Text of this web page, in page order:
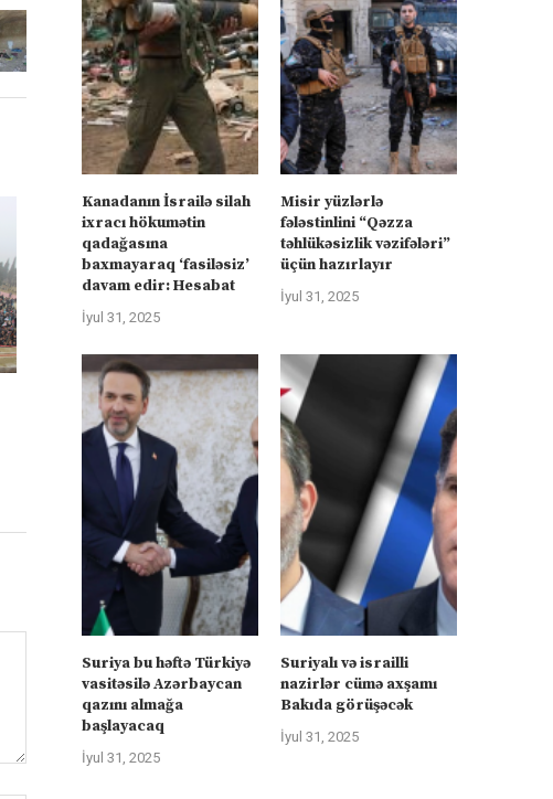
Türkiyə Afrikanın neft və qazına can
atır –...
İyul 4, 2025
Türkiyə Afrikanın neft və
atır –...
İyul 4, 2025
Kanadanın İsrailə silah
ixracı hökumətin
qadağasına
baxmayaraq ‘fasiləsiz’
davam edir: Hesabat
İyul 31, 2025
Misir yüzlərlə
fələstinlini “Qəzza
təhlükəsizlik vəzifələri”
üçün hazırlayır
İyul 31, 2025
Suriya bu həftə Türkiyə
vasitəsilə Azərbaycan
qazını almağa
başlayacaq
İyul 31, 2025
Suriyalı və israilli
nazirlər cümə axşamı
Bakıda görüşəcək
İyul 31, 2025